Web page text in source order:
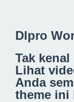
Dlpro
Tak kenal
Lihat
Anda
theme ini